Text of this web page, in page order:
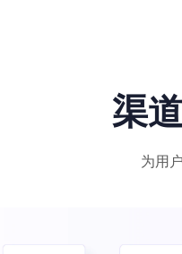
渠
为用